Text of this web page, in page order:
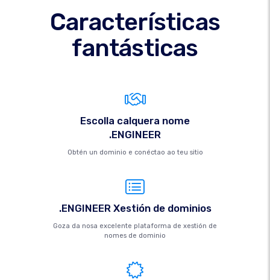
Características
fantásticas
Escolla calquera nome
.ENGINEER
Obtén un dominio e conéctao ao teu sitio
.ENGINEER Xestión de dominios
Goza da nosa excelente plataforma de xestión de
nomes de dominio